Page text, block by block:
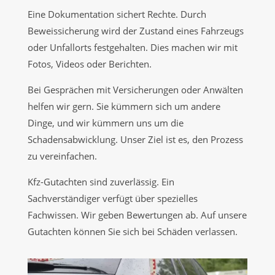
Eine Dokumentation sichert Rechte. Durch
Beweissicherung wird der Zustand eines Fahrzeugs
oder Unfallorts festgehalten. Dies machen wir mit
Fotos, Videos oder Berichten.
Bei Gesprächen mit Versicherungen oder Anwälten
helfen wir gern. Sie kümmern sich um andere
Dinge, und wir kümmern uns um die
Schadensabwicklung. Unser Ziel ist es, den Prozess
zu vereinfachen.
Kfz-Gutachten sind zuverlässig. Ein
Sachverständiger verfügt über spezielles
Fachwissen. Wir geben Bewertungen ab. Auf unsere
Gutachten können Sie sich bei Schäden verlassen.